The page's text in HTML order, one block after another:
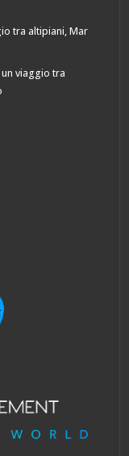
tra altipiani, Mar
viaggio tra